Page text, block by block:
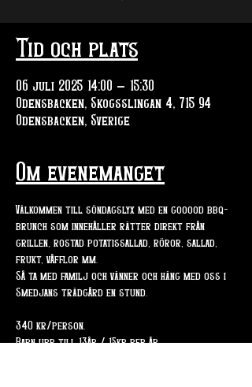
Tid och plats
06 juli 2025 14:00 – 15:30
Odensbacken, Skogsslingan 4, 715 94
Odensbacken, Sverige
Om evenemanget
Välkommen till söndagslyx med en gooood bbq-
brunch som innehåller rätter direkt från
grillen, rostad potatissallad, röror, sallad,
frukt, våfflor mm.
Så ta med familj och vänner och häng med oss i
Smedjans trädgård en stund.
340 kr/person.
Barn upp till 13år / 15kr per år.